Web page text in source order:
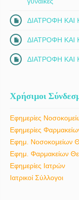
ΔΙΑΤΡΟΦΗ ΚΑΙ
ΔΙΑΤΡΟΦΗ
ΔΙΑΤΡΟΦΗ
Χρήσιμοι
Εφημερίες
Εφημερίες
Εφημ. Νοσοκομείων
Εφημ. Φαρμακείων
Εφημερίες Ιατρών
Ιατρικοί Σύλλογοι